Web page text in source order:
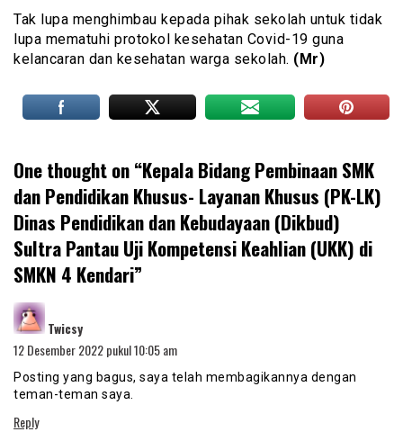
Tak lupa menghimbau kepada pihak sekolah untuk tidak
lupa mematuhi protokol kesehatan Covid-19 guna
kelancaran dan kesehatan warga sekolah. (Mr)
One thought on “Kepala Bidang Pembinaan SMK
dan Pendidikan Khusus- Layanan Khusus (PK-LK)
Dinas Pendidikan dan Kebudayaan (Dikbud)
Sultra Pantau Uji Kompetensi Keahlian (UKK) di
SMKN 4 Kendari”
Twicsy
12 Desember 2022 pukul 10:05 am
Posting yang bagus, saya telah membagikannya dengan
teman-teman saya.
Reply